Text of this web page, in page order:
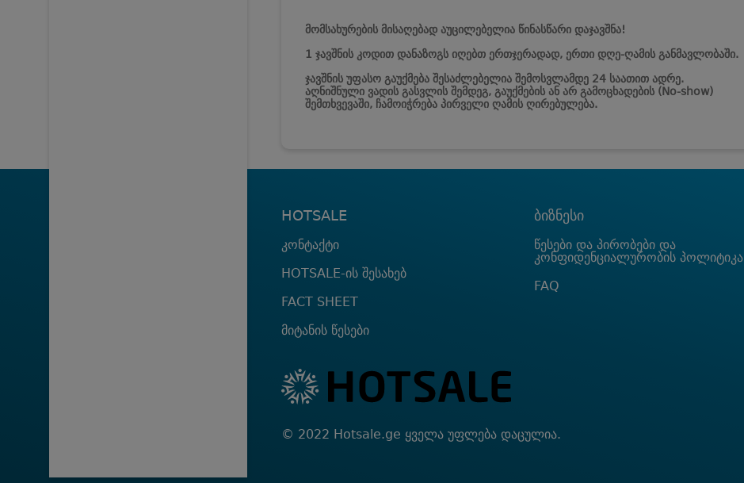
მომსახურების მისაღებად აუცილებელია წინასწარი დაჯავშნა!
1 ჯავშნის კოდით დანაზოგს იღებთ ერთჯერადად, ერთი დღე-ღამის განმავლობაში.
ჯავშნის უფასო გაუქმება შესაძლებელია შემოსვლამდე 24 საათით ადრე.
აღნიშნული ვადის გასვლის შემდეგ, გაუქმების ან არ გამოცხადების (No-show)
შემთხვევაში, ჩამოიჭრება პირველი ღამის ღირებულება.
HOTSALE
კონტაქტი
HOTSALE-ის შესახებ
FACT SHEET
მიტანის წესები
ბიზნესი
წესები და პირობები და
კონფიდენციალურობის პოლიტიკა
FAQ
© 2022 Hotsale.ge ყველა უფლება დაცულია.